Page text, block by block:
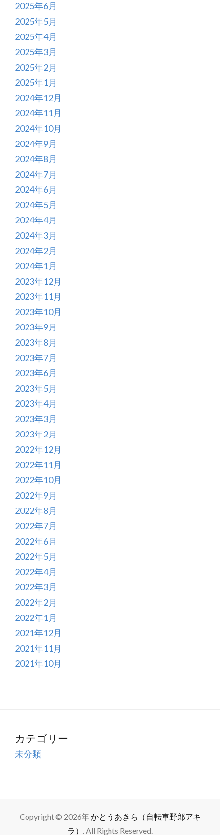
2025年6月
2025年5月
2025年4月
2025年3月
2025年2月
2025年1月
2024年12月
2024年11月
2024年10月
2024年9月
2024年8月
2024年7月
2024年6月
2024年5月
2024年4月
2024年3月
2024年2月
2024年1月
2023年12月
2023年11月
2023年10月
2023年9月
2023年8月
2023年7月
2023年6月
2023年5月
2023年4月
2023年3月
2023年2月
2022年12月
2022年11月
2022年10月
2022年9月
2022年8月
2022年7月
2022年6月
2022年5月
2022年4月
2022年3月
2022年2月
2022年1月
2021年12月
2021年11月
2021年10月
カテゴリー
未分類
Copyright © 2026年 かとうあきら（自転車野郎アキ
ラ） . All Rights Reserved.